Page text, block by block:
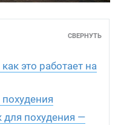
СВЕРНУТЬ
это работает на
для похудения —